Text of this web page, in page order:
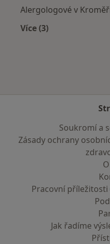
Alergologové v
Více (3)
Soukromí a
Zásady ochrany
Pracovní příležitosti
Jak řadíme